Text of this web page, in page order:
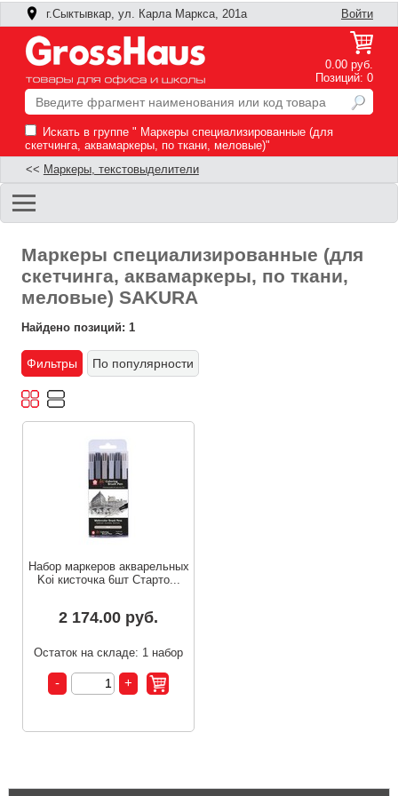
г.Сыктывкар, ул. Карла Маркса, 201а Войти
0.00 руб.
Позиций: 0
Искать в группе " Маркеры специализированные (для
скетчинга, аквамаркеры, по ткани, меловые)"
<< Маркеры, текстовыделители
Маркеры специализированные (для
скетчинга, аквамаркеры, по ткани,
меловые) SAKURA
Найдено позиций: 1
Фильтры По популярности
Набор маркеров акварельных
Koi кисточка 6шт Старто...
2 174.00 руб.
Остаток на складе: 1 набор